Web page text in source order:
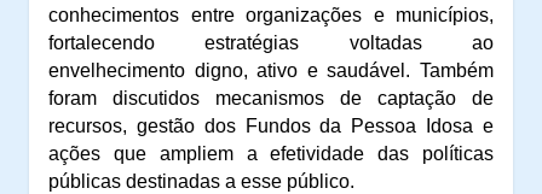
conhecimentos entre organizações e municípios,
fortalecendo estratégias voltadas ao
envelhecimento digno, ativo e saudável. Também
foram discutidos mecanismos de captação de
recursos, gestão dos Fundos da Pessoa Idosa e
ações que ampliem a efetividade das políticas
públicas destinadas a esse público.